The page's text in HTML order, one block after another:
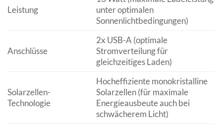
Leistung
unter optimalen
Sonnenlichtbedingungen)
Anschlüsse
2x USB-A (optimale
Stromverteilung für
gleichzeitiges Laden)
Solarzellen-
Technologie
Hocheffiziente monokristalline
Solarzellen (für maximale
Energieausbeute auch bei
schwächerem Licht)